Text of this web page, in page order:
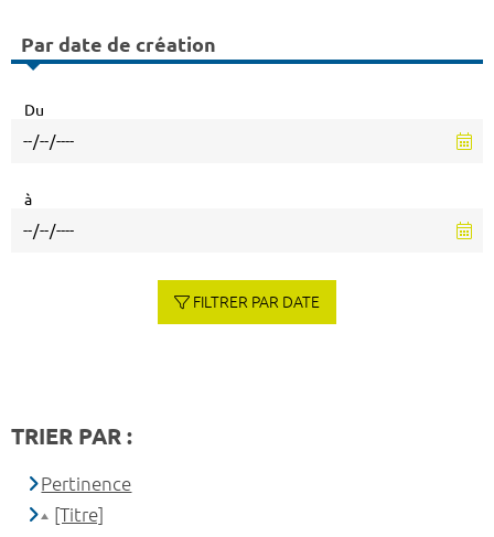
Par date de création
Du
à
FILTRER PAR DATE
TRIER PAR :
Pertinence
[Titre]